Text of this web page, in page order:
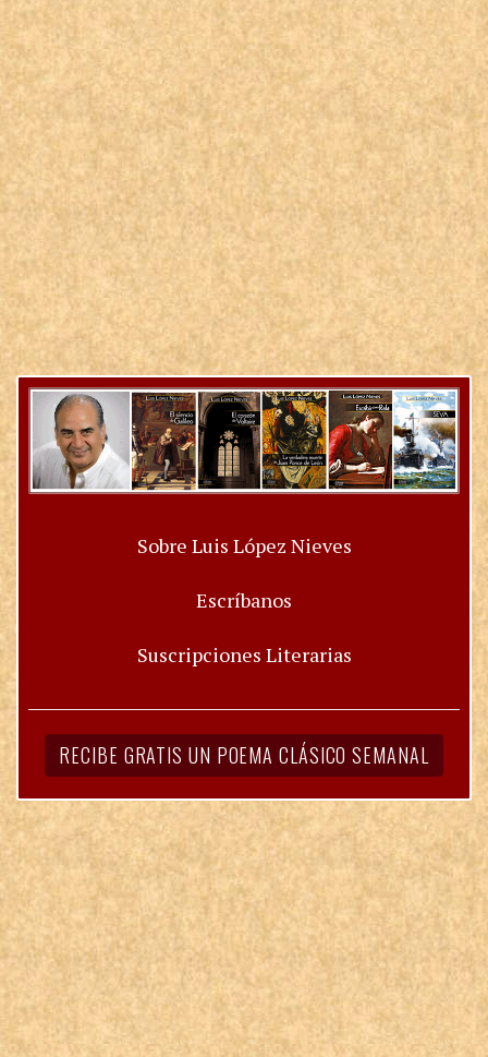
Sobre Luis López Nieves
Escríbanos
Suscripciones Literarias
RECIBE GRATIS UN POEMA CLÁSICO SEMANAL